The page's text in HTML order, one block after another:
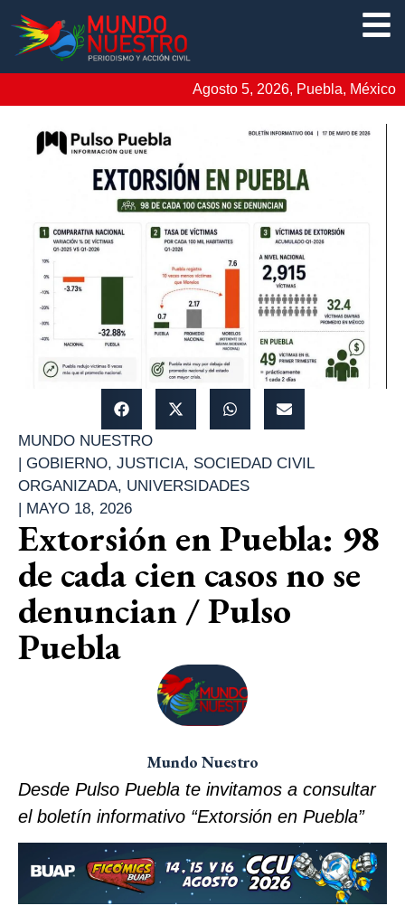
Agosto 5, 2026, Puebla, México
MUNDO NUESTRO
GOBIERNO, JUSTICIA, SOCIEDAD CIVIL
ORGANIZADA, UNIVERSIDADES
MAYO 18, 2026
Extorsión en Puebla: 98
de cada cien casos no se
denuncian / Pulso
Puebla
Mundo Nuestro
Desde Pulso Puebla te invitamos a consultar
el boletín informativo “Extorsión en Puebla”